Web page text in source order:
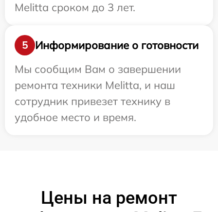
Melitta сроком до 3 лет.
5
Информирование о готовности
Мы сообщим Вам о завершении
ремонта техники Melitta, и наш
сотрудник привезет технику в
удобное место и время.
Цены на ремонт